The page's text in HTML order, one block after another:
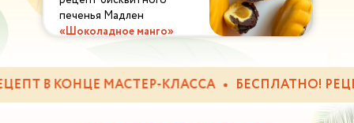
печенья Мадлен
«Шоколадное манго»
В КОНЦЕ МАСТЕР-КЛАССА БЕСПЛАТНО!